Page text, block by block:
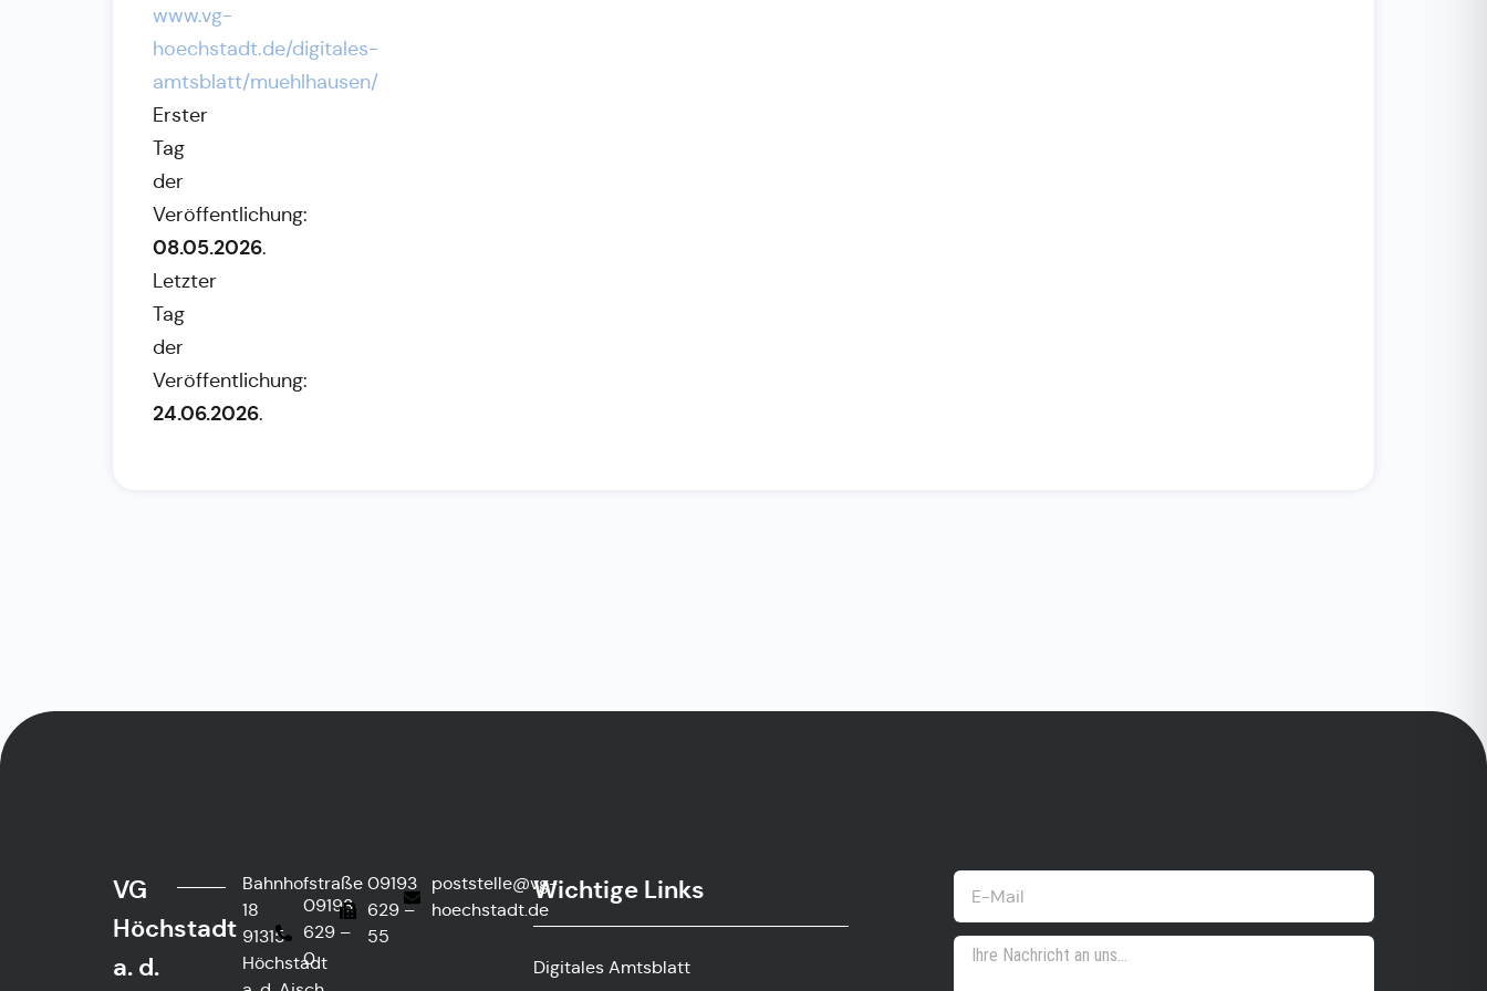
www.vg-
hoechstadt.de/digitales-
amtsblatt/muehlhausen/
Erster
Tag
der
Veröffentlichung:
08.05.2026.
Letzter
Tag
der
Veröffentlichung:
24.06.2026.
VG
Höchstadt
a. d.
Bahnhofstraße
18
91315
Höchstadt
09193
629 –
0
09193
629 –
55
poststelle@vg-
hoechstadt.de
Wichtige Links
Digitales Amtsblatt